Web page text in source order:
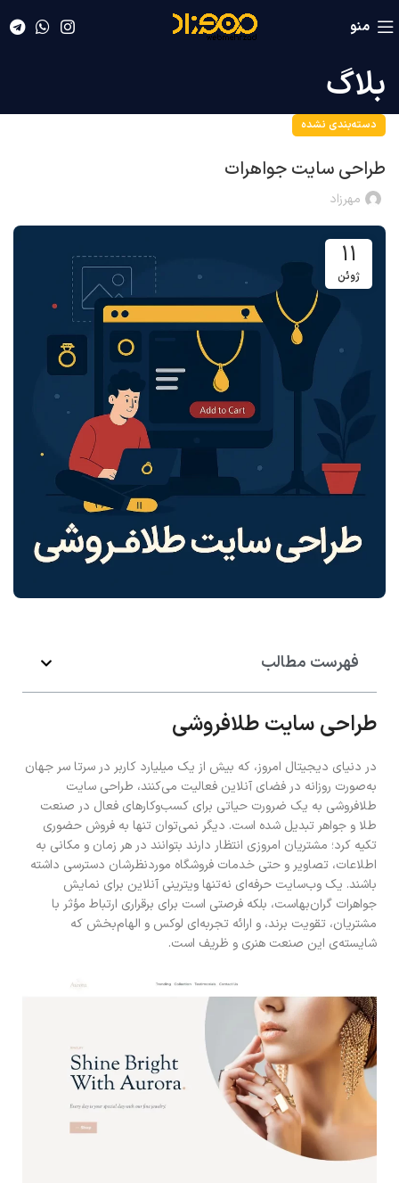
منو
بلاگ
دسته‌بندی نشده
طراحی سایت جواهرات
مهرزاد
11
ژوئن
فهرست مطالب
طراحی سایت طلافروشی
در دنیای دیجیتال امروز، که بیش از یک میلیارد کاربر در سرتا سر جهان
به‌صورت روزانه در فضای آنلاین فعالیت می‌کنند، طراحی سایت
طلافروشی به یک ضرورت حیاتی برای کسب‌وکارهای فعال در صنعت
طلا و جواهر تبدیل شده است. دیگر نمی‌توان تنها به فروش حضوری
تکیه کرد؛ مشتریان امروزی انتظار دارند بتوانند در هر زمان و مکانی به
اطلاعات، تصاویر و حتی خدمات فروشگاه موردنظرشان دسترسی داشته
باشند. یک وب‌سایت حرفه‌ای نه‌تنها ویترینی آنلاین برای نمایش
جواهرات گران‌بهاست، بلکه فرصتی است برای برقراری ارتباط مؤثر با
مشتریان، تقویت برند، و ارائه تجربه‌ای لوکس و الهام‌بخش که
شایسته‌ی این صنعت هنری و ظریف است.